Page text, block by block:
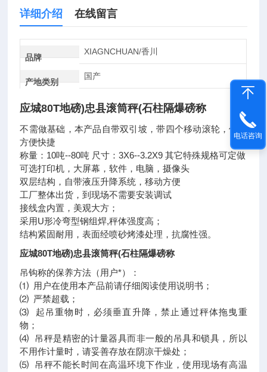
详细介绍 在线留言
品牌
XIAGNCHUAN/香川
产地类别
国产
应城80T地磅)忠县滚筒秤(石柱隔爆磅称
不需做基础，本产品自带双引坡，带四个移动滚轮，使用
方便快捷
称量：10吨--80吨 尺寸：3X6--3.2X9 其它特殊规格可定做
可选打印机，大屏幕，软件，电脑，摄像头
双层结构，自带液压升降系统，移动方便
工厂整体出货，到现场不需要安装调试
接线盒内置，美观大方；
采用U形冷弯型钢组焊,秤体强度高；
结构紧固耐用，表面经喷砂烤漆处理，抗腐性强。
应城80T地磅)忠县滚筒秤(石柱隔爆磅称
吊钩称的保养方法（用户*）：
⑴ 用户在使用本产品前请仔细阅读使用说明书；
⑵ 严禁超载；
⑶ 起吊重物时，必须垂直升降，禁止通过秤体拖曳重
物；
⑷ 吊秤是精密的计量器具而非一般的吊具和锁具，所以
不用作计量时，请妥善存放在阴凉干燥处；
⑸ 吊秤不能长时间在高温环境下作业，使用现场有高温
电话咨询